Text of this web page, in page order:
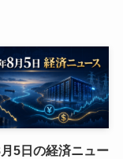
5日の経済ニュー